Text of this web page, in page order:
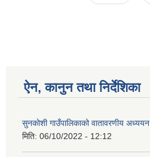
ऐन, कानुन तथा निर्देशिका
सुनकोशी गाउँपालिकाको वातावरणीय
मिति: 06/10/2022 - 12:12